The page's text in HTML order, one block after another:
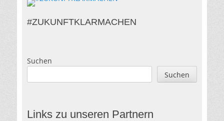
#ZUKUNFTKLARMACHEN
Suchen
Suchen
Links zu unseren Partnern